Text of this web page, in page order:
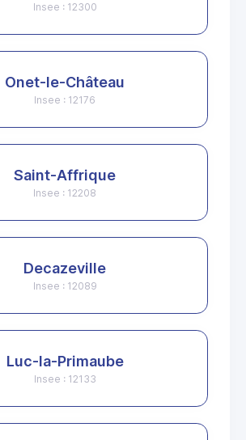
Insee : 12300
Onet-le-Château
Insee : 12176
Saint-Affrique
Insee : 12208
Decazeville
Insee : 12089
Luc-la-Primaube
Insee : 12133